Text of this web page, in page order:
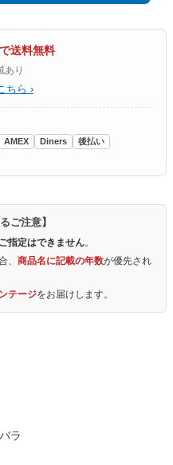
送料無料
あり
ちら ›
AMEX Diners
後払い
ご注意】
指定はできません。
、 商品名に記載の年数が優先され
テージをお届けします。
ラ